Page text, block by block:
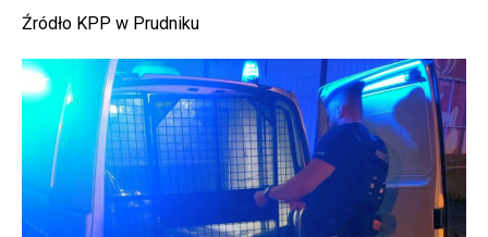
Źródło KPP w Prudniku